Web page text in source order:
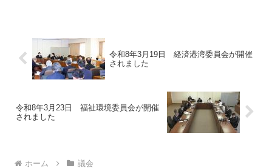
令和8年3月19日 経済港湾委員会が開催
されました
令和8年3月23日 福祉環境委員会が開催
されました
ホーム 議会